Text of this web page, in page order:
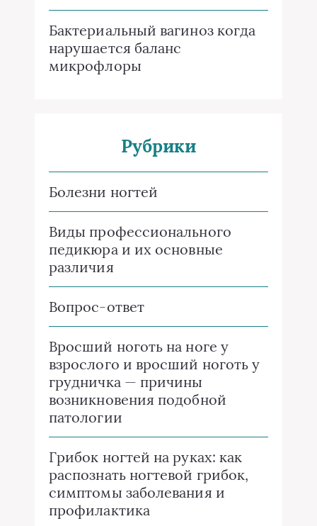
Бактериальный вагиноз когда
нарушается баланс
микрофлоры
Рубрики
Болезни ногтей
Виды профессионального
педикюра и их основные
различия
Вопрос-ответ
Вросший ноготь на ноге у
взрослого и вросший ноготь у
грудничка — причины
возникновения подобной
патологии
Грибок ногтей на руках: как
распознать ногтевой грибок,
симптомы заболевания и
профилактика